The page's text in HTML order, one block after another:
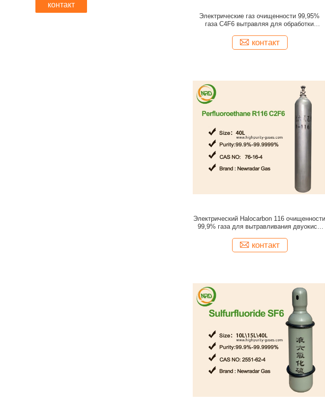
контакт
Электрические газ очищенности 99,95%
газа C4F6 вытравляя для обработки
контакт
Электрический Halocarbon 116 очищенности
99,9% газа для вытравливания двуокиси
контакт